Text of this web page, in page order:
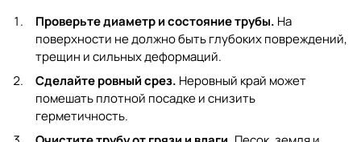
Проверьте диаметр и состояние трубы. На
поверхности не должно быть глубоких повреждений,
трещин и сильных деформаций.
Сделайте ровный срез. Неровный край может
помешать плотной посадке и снизить
герметичность.